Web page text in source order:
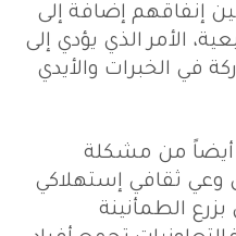
إنفاقهم إضافة إلى
الأمر الذي يؤدي إلى
في الخبرات والأيدي
أيضاً من مشكلة
وعي ثقافي إستهلاكي
الطمأنينة